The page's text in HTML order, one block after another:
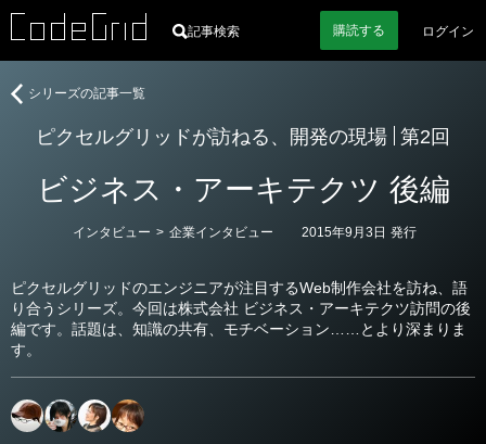
記事検索 購読する ログイン
ピクセルグリッドが訪ねる、開発の現場 第2回
ビジネス・アーキテクツ 後編
ピクセルグリッドのエンジニアが注目するWeb制作会社を訪ね、語
り合うシリーズ。今回は株式会社 ビジネス・アーキテクツ訪問の後
編です。話題は、知識の共有、モチベーション……とより深まりま
す。
カ
ー
インタビュー > 企業インタビュー 2015年9月3日 発行
ピ
セ
訪
ね
の
現
シリーズの記事一覧